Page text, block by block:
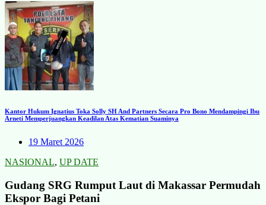
Kantor Hukum Ignatius Toka Solly SH And Partners Secara Pro Bono Mendampingi Ibu
Arneti Memperjuangkan Keadilan Atas Kematian Suaminya
19 Maret 2026
NASIONAL, UP DATE
Gudang SRG Rumput Laut di Makassar Permudah
Ekspor Bagi Petani